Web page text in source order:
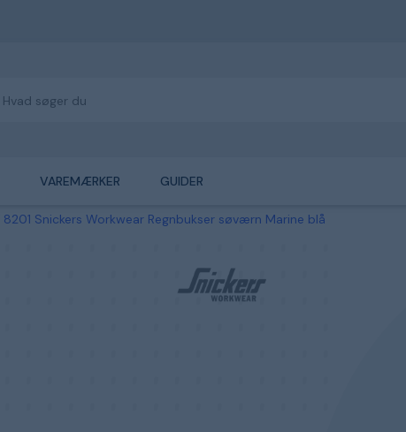
VAREMÆRKER GUIDER
8201 Snickers Workwear Regnbukser søværn Marine blå